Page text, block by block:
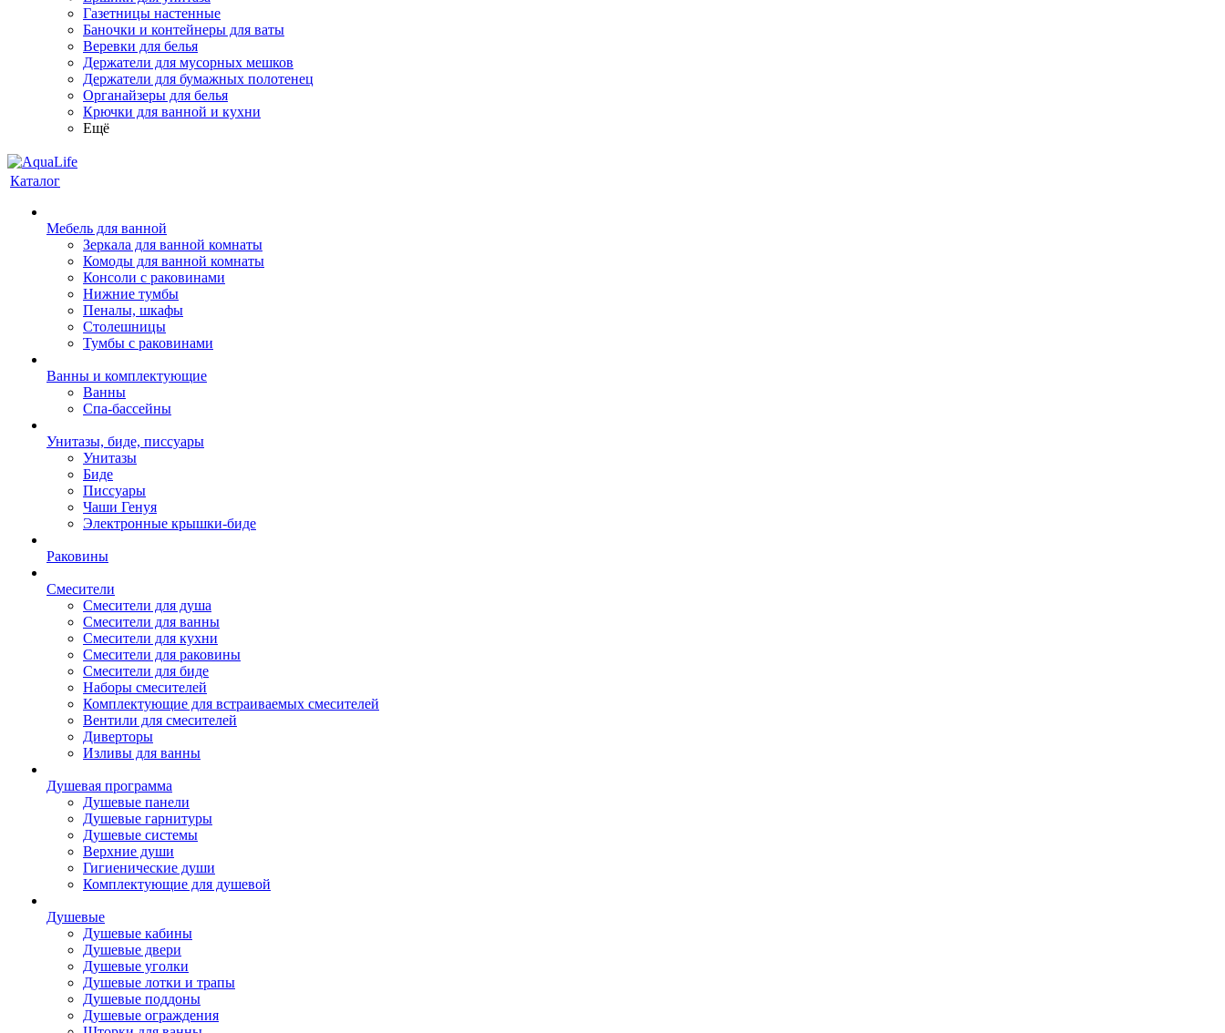
Газетницы настенные
Баночки и контейнеры для ваты
Веревки для белья
Держатели для мусорных мешков
Держатели для бумажных полотенец
Органайзеры для белья
Крючки для ванной и кухни
Ещё
Каталог
Мебель для ванной
Зеркала для ванной комнаты
Комоды для ванной комнаты
Консоли с раковинами
Нижние тумбы
Пеналы, шкафы
Столешницы
Тумбы с раковинами
Ванны и комплектующие
Ванны
Спа-бассейны
Унитазы, биде, писсуары
Унитазы
Биде
Писсуары
Чаши Генуя
Электронные крышки-биде
Раковины
Смесители
Смесители для душа
Смесители для ванны
Смесители для кухни
Смесители для раковины
Смесители для биде
Наборы смесителей
Комплектующие для встраиваемых смесителей
Вентили для смесителей
Диверторы
Изливы для ванны
Душевая программа
Душевые панели
Душевые гарнитуры
Душевые системы
Верхние души
Гигиенические души
Комплектующие для душевой
Душевые
Душевые кабины
Душевые двери
Душевые уголки
Душевые лотки и трапы
Душевые поддоны
Душевые ограждения